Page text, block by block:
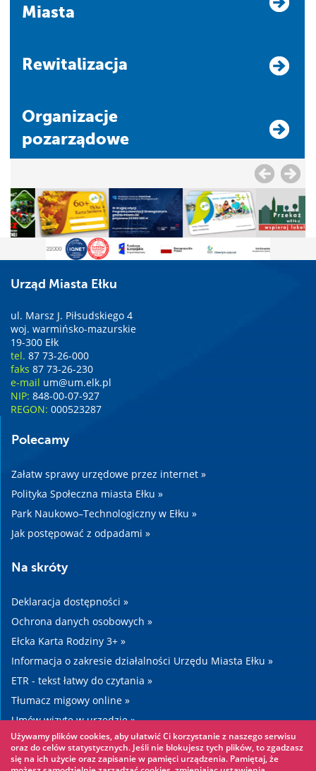
Miasta
Rewitalizacja
Organizacje
pozarządowe
Urząd Miasta Ełku
ul. Marsz J. Piłsudskiego 4
woj. warmińsko-mazurskie
19-300 Ełk
tel. 87 73-26-000
faks 87 73-26-230
e-mail um@um.elk.pl
NIP: 848-00-07-927
REGON: 000523287
Polecamy
Załatw sprawy urzędowe przez internet »
Polityka Społeczna miasta Ełku »
Park Naukowo–Technologiczny w Ełku »
Jak postępować z odpadami »
Na skróty
Deklaracja dostępności »
Ochrona danych osobowych »
Ełcka Karta Rodziny 3+ »
Informacja o zakresie działalności Urzędu Miasta Ełku »
ETR - tekst łatwy do czytania »
Tłumacz migowy online »
Umów wizytę w urzędzie »
Drogi »
Używamy plików cookies, aby ułatwić Ci korzystanie z naszego serwisu
oraz do celów statystycznych. Jeśli nie blokujesz tych plików, to zgadzasz
się na ich użycie oraz zapisanie w pamięci urządzenia. Pamiętaj, że